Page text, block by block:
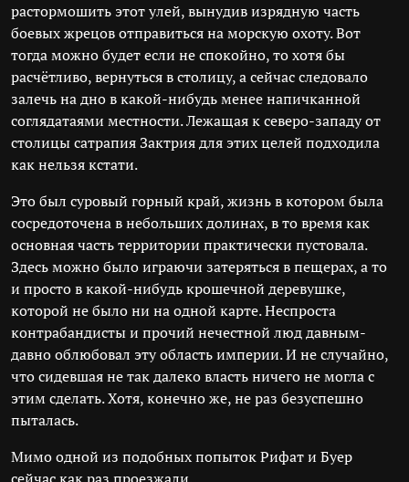
растормошить этот улей, вынудив изрядную часть
боевых жрецов отправиться на морскую охоту. Вот
тогда можно будет если не спокойно, то хотя бы
расчётливо, вернуться в столицу, а сейчас следовало
залечь на дно в какой-нибудь менее напичканной
соглядатаями местности. Лежащая к северо-западу от
столицы сатрапия Зактрия для этих целей подходила
как нельзя кстати.
Это был суровый горный край, жизнь в котором была
сосредоточена в небольших долинах, в то время как
основная часть территории практически пустовала.
Здесь можно было играючи затеряться в пещерах, а то
и просто в какой-нибудь крошечной деревушке,
которой не было ни на одной карте. Неспроста
контрабандисты и прочий нечестной люд давным-
давно облюбовал эту область империи. И не случайно,
что сидевшая не так далеко власть ничего не могла с
этим сделать. Хотя, конечно же, не раз безуспешно
пыталась.
Мимо одной из подобных попыток Рифат и Буер